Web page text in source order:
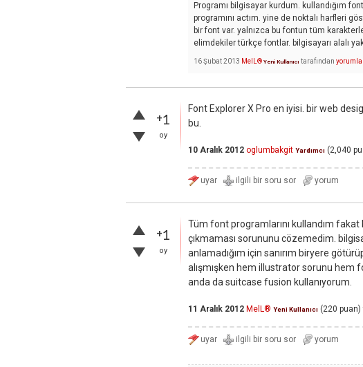
Programı bilgisayar kurdum. kullandığım
programını actım. yine de noktalı harfleri
bir font var. yalnızca bu fontun tüm
elimdekiler türkçe fontlar. bilgisayarı alalı
16 Şubat 2013 MelL® Yeni Kullanıcı tarafından
+1
oy
Font Explorer X Pro en iyisi. bir web
bu.
10 Aralık 2012 oglumbakgit Yardımcı (2,040
+1
oy
Tüm font programlarını kullandım
çıkmaması sorununu cözemedim.
anlamadığım için sanırım biryere
alışmışken hem illustrator sorunu
anda da suitcase fusion kullanıyorum.
11 Aralık 2012 MelL® Yeni Kullanıcı (220 puan)